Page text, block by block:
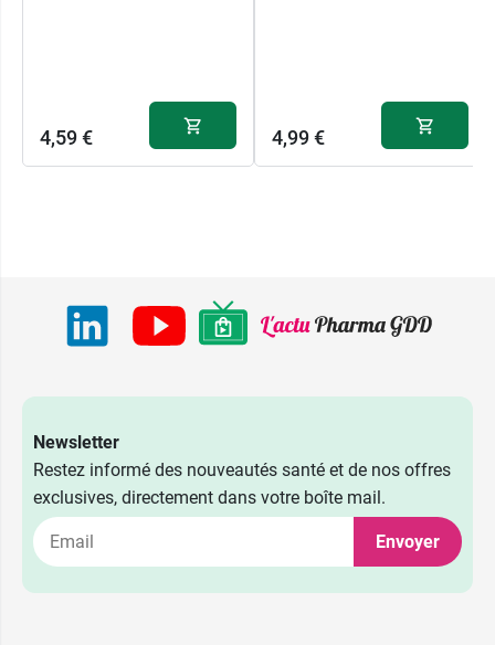
4,59 € 4,99 €
Newsletter
Restez informé des nouveautés santé et de nos offres
exclusives, directement dans votre boîte mail.
Envoyer